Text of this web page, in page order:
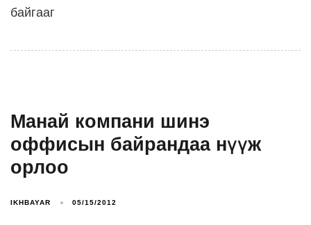
байгааг
Mанай компани шинэ
оффисын байрандаа нүүж
орлоо
IKHBAYAR 05/15/2012